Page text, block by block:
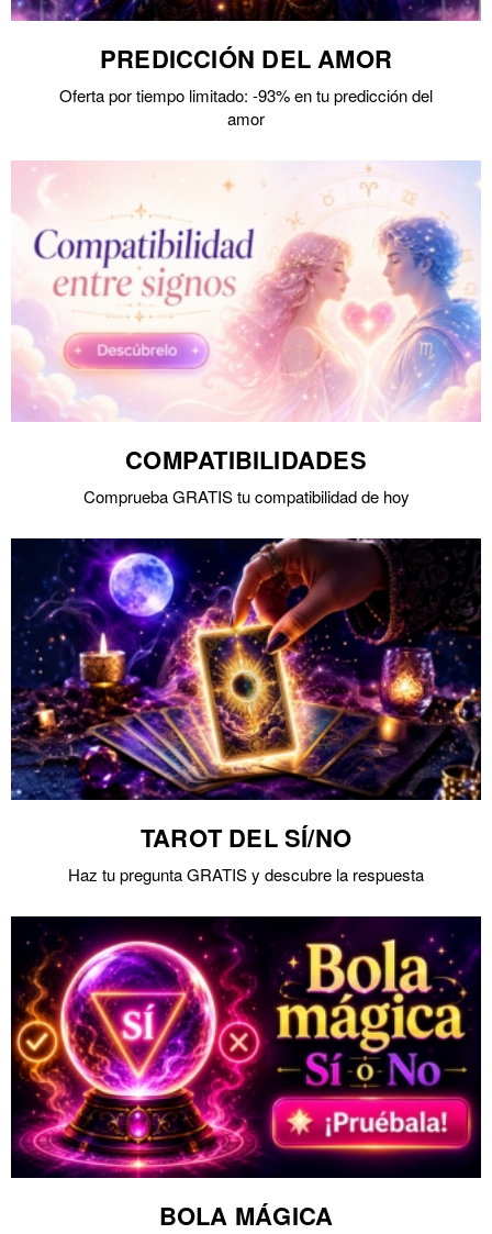
PREDICCIÓN DEL AMOR
Oferta por tiempo limitado: -93% en tu predicción del
amor
COMPATIBILIDADES
Comprueba GRATIS tu compatibilidad de hoy
TAROT DEL SÍ/NO
Haz tu pregunta GRATIS y descubre la respuesta
BOLA MÁGICA